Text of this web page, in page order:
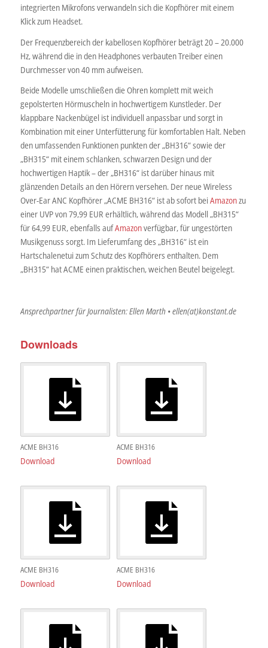
integrierten Mikrofons verwandeln sich die Kopfhörer mit einem
Klick zum Headset.
Der Frequenzbereich der kabellosen Kopfhörer beträgt 20 – 20.000
Hz, während die in den Headphones verbauten Treiber einen
Durchmesser von 40 mm aufweisen.
Beide Modelle umschließen die Ohren komplett mit weich
gepolsterten Hörmuscheln in hochwertigem Kunstleder. Der
klappbare Nackenbügel ist individuell anpassbar und sorgt in
Kombination mit einer Unterfütterung für komfortablen Halt. Neben
den umfassenden Funktionen punkten der „BH316“ sowie der
„BH315“ mit einem schlanken, schwarzen Design und der
hochwertigen Haptik – der „BH316“ ist darüber hinaus mit
glänzenden Details an den Hörern versehen. Der neue Wireless
Over-Ear ANC Kopfhörer „ACME BH316“ ist ab sofort beiAmazonzu
einer UVP von 79,99 EUR erhältlich, während das Modell „BH315“
für 64,99 EUR, ebenfalls aufAmazonverfügbar, für ungestörten
Musikgenuss sorgt. Im Lieferumfang des „BH316“ ist ein
Hartschalenetui zum Schutz des Kopfhörers enthalten. Dem
„BH315“ hat ACME einen praktischen, weichen Beutel beigelegt.
Ansprechpartner für Journalisten: Ellen Marth • ellen(at)konstant.de
Downloads
ACME BH316
Download
ACME BH316
Download
ACME BH316
Download
ACME BH316
Download